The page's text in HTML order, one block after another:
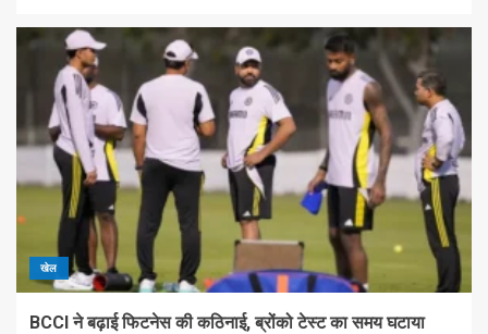
खेल
BCCI ने बढ़ाई फिटनेस की कठिनाई, ब्रोंको टेस्ट का समय घटाया